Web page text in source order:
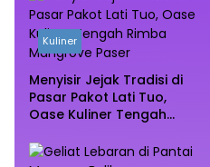
Kuliner
Menyisir Jejak Tradisi di
Pasar Pakot Lati Tuo,
Oase Kuliner Tengah